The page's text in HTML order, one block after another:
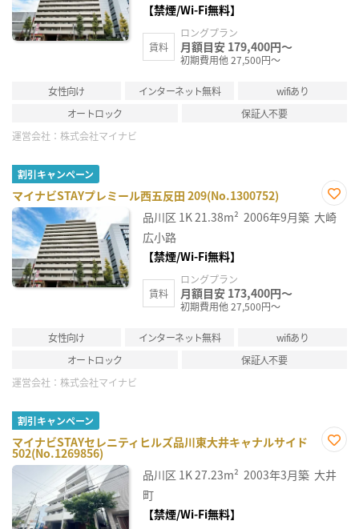
【禁煙/Wi-Fi無料】
賃料
ロングプラン
月額目安 179,400円～
初期費用他 27,500円～
女性向け インターネット無料
wifiあり
オートロック
保証人不要
運営会社： 株式会社マイナビ
割引キャンペーン
マイナビSTAYプレミール西五反田 209(No.1300752)
お気
に入
品川区 1K21.38m² 2006年9月築 大崎
広小路
【禁煙/Wi-Fi無料】
賃料
ロングプラン
月額目安 173,400円～
初期費用他 27,500円～
女性向け インターネット無料
wifiあり
オートロック
保証人不要
運営会社： 株式会社マイナビ
割引キャンペーン
マイナビSTAYセレニティヒルズ品川東大井キャナルサイド
502(No.1269856)
に入
り登
品川区 1K27.23m² 2003年3月築 大井
町
【禁煙/Wi-Fi無料】